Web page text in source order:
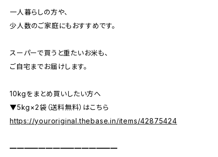
一人暮らしの方や、
少人数のご家庭にもおすすめです。
スーパーで買うと重たいお米も、
ご自宅までお届けします。
10kgをまとめ買いしたい方へ
▼5kg×2袋（送料無料）はこちら
https://youroriginal.thebase.in/items/42875424
━━━━━━━━━━━━━━━